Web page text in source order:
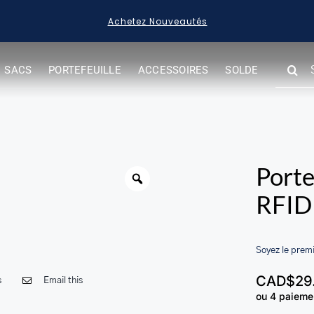
Acheter des Articles en Solde
SACS PORTEFEUILLE ACCESSOIRES SOLDE
FOR:
Email this
Soyez le
CAD$
ou 4